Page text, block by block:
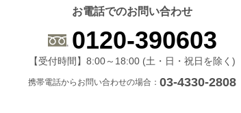
お電話でのお問い合わせ
0120-390603
受付時間 8時から18時 ドニチシュクジツを除く
【受付時間】8:00～18:00 (土・日・祝日を除く)
携帯電話からお問い合わせの場合 03-4330-2808